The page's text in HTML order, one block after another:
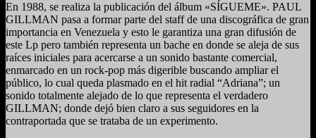
En 1988, se realiza la publicación del álbum «SÍGUEME». PAUL
GILLMAN pasa a formar parte del staff de una discográfica de gran
importancia en Venezuela y esto le garantiza una gran difusión de
este Lp pero también representa un bache en donde se aleja de sus
raíces iniciales para acercarse a un sonido bastante comercial,
enmarcado en un rock-pop más digerible buscando ampliar el
público, lo cual queda plasmado en el hit radial “Adriana”; un
sonido totalmente alejado de lo que representa el verdadero
GILLMAN; donde dejó bien claro a sus seguidores en la
contraportada que se trataba de un experimento.